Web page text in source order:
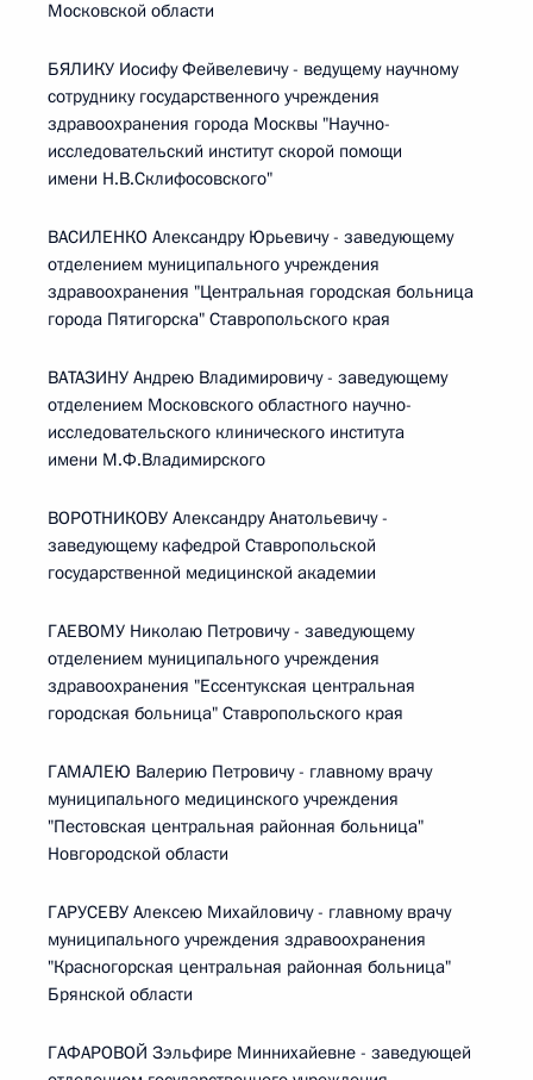
Московской области
БЯЛИКУ Иосифу Фейвелевичу - ведущему научному
сотруднику государственного учреждения
здравоохранения города Москвы "Научно-
исследовательский институт скорой помощи
имени Н.В.Склифосовского"
ВАСИЛЕНКО Александру Юрьевичу - заведующему
отделением муниципального учреждения
здравоохранения "Центральная городская больница
города Пятигорска" Ставропольского края
ВАТАЗИНУ Андрею Владимировичу - заведующему
отделением Московского областного научно-
исследовательского клинического института
имени М.Ф.Владимирского
ВОРОТНИКОВУ Александру Анатольевичу -
заведующему кафедрой Ставропольской
государственной медицинской академии
ГАЕВОМУ Николаю Петровичу - заведующему
отделением муниципального учреждения
здравоохранения "Ессентукская центральная
городская больница" Ставропольского края
ГАМАЛЕЮ Валерию Петровичу - главному врачу
муниципального медицинского учреждения
"Пестовская центральная районная больница"
Новгородской области
ГАРУСЕВУ Алексею Михайловичу - главному врачу
муниципального учреждения здравоохранения
"Красногорская центральная районная больница"
Брянской области
ГАФАРОВОЙ Зэльфире Миннихайевне - заведующей